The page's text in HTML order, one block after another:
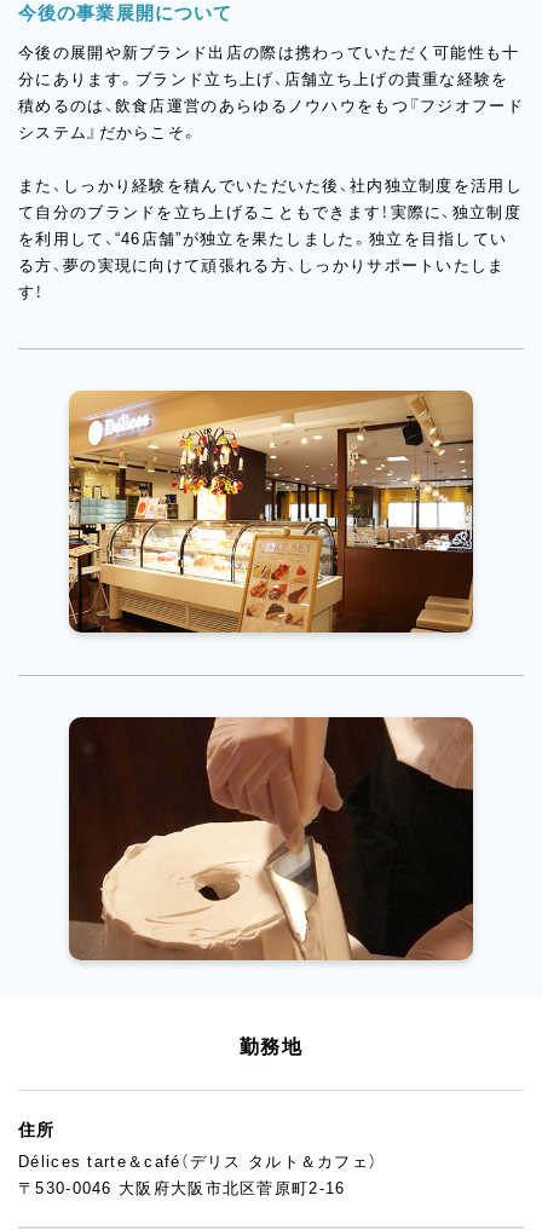
今後の事業展開について
今後の展開や新ブランド出店の際は携わっていただく可能性も十
分にあります。ブランド立ち上げ、店舗立ち上げの貴重な経験を
積めるのは、飲食店運営のあらゆるノウハウをもつ『フジオフード
システム』だからこそ。
また、しっかり経験を積んでいただいた後、社内独立制度を活用し
て自分のブランドを立ち上げることもできます！実際に、独⽴制度
を利⽤して、“46店舗”が独⽴を果たしました。独⽴を目指してい
る⽅、夢の実現に向けて頑張れる⽅、しっかりサポートいたしま
す！
勤務地
住所
Délices tarte＆café（デリス タルト＆カフェ）
〒530-0046 大阪府大阪市北区菅原町2-16